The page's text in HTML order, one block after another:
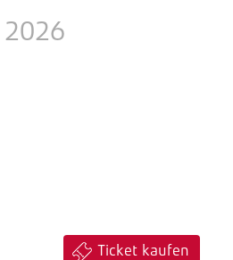
2026
Ticket kaufen